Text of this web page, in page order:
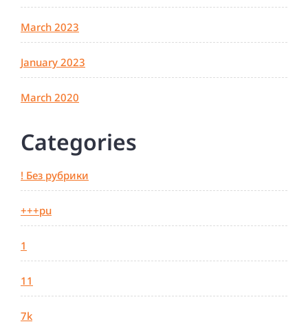
March 2023
January 2023
March 2020
Categories
! Без рубрики
+++pu
1
11
7k